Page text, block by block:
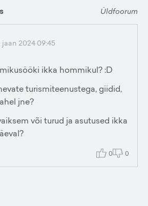
Üldfoorum
jaan 2024 09:45
ikka hommikul? :D
turismiteenustega, giidid,
jne?
või turud ja asutused ikka
0 0